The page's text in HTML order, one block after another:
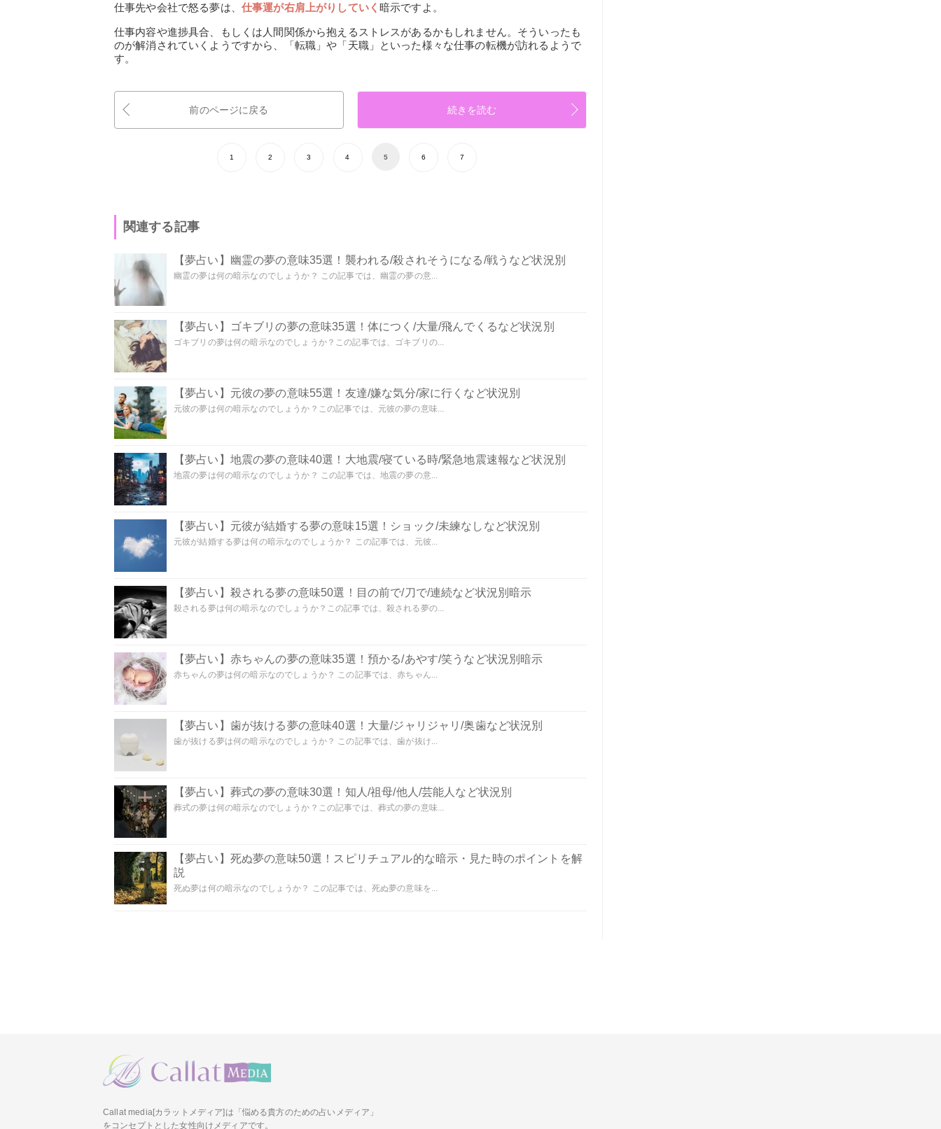
仕事先や会社で怒る夢は、 仕事運が右肩上がりしていく暗示ですよ。
仕事内容や進捗具合、もしくは人間関係から抱えるストレスがあるかもしれません。そういったも
のが解消されていくようですから、「転職」や「天職」といった様々な仕事の転機が訪れるようで
す。
前のページに戻る 続きを読む
1 2 3 4 5 6 7
関連する記事
【夢占い】幽霊の夢の意味35選！襲われる/殺されそうになる/戦うなど状況別
幽霊の夢は何の暗示なのでしょうか？ この記事では、幽霊の夢の意...
【夢占い】ゴキブリの夢の意味35選！体につく/大量/飛んでくるなど状況別
ゴキブリの夢は何の暗示なのでしょうか？この記事では、ゴキブリの...
【夢占い】元彼の夢の意味55選！友達/嫌な気分/家に行くなど状況別
元彼の夢は何の暗示なのでしょうか？この記事では、元彼の夢の意味...
【夢占い】地震の夢の意味40選！大地震/寝ている時/緊急地震速報など状況別
地震の夢は何の暗示なのでしょうか？ この記事では、地震の夢の意...
【夢占い】元彼が結婚する夢の意味15選！ショック/未練なしなど状況別
元彼が結婚する夢は何の暗示なのでしょうか？ この記事では、元彼...
【夢占い】殺される夢の意味50選！目の前で/刀で/連続など状況別暗示
殺される夢は何の暗示なのでしょうか？この記事では、殺される夢の...
【夢占い】赤ちゃんの夢の意味35選！預かる/あやす/笑うなど状況別暗示
赤ちゃんの夢は何の暗示なのでしょうか？ この記事では、赤ちゃん...
【夢占い】歯が抜ける夢の意味40選！大量/ジャリジャリ/奥歯など状況別
歯が抜ける夢は何の暗示なのでしょうか？ この記事では、歯が抜け...
【夢占い】葬式の夢の意味30選！知人/祖母/他人/芸能人など状況別
葬式の夢は何の暗示なのでしょうか？この記事では、葬式の夢の意味...
【夢占い】死ぬ夢の意味50選！スピリチュアル的な暗示・見た時のポイントを解
説
死ぬ夢は何の暗示なのでしょうか？ この記事では、死ぬ夢の意味を...
Callat media[カラットメディア]は「悩める貴方のための占いメディア」
をコンセプトとした女性向けメディアです。